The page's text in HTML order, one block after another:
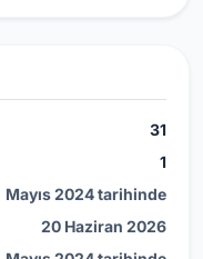
31
1
Mayıs 2024 tarihinde
20 Haziran 2026